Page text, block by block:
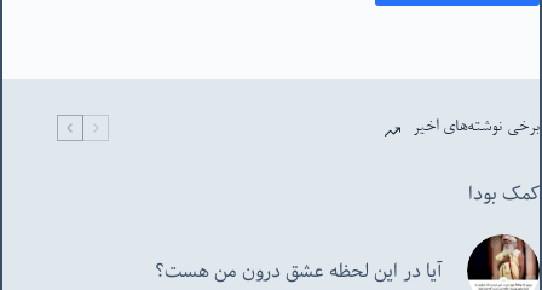
برخی نوشته‌های اخیر
کمک بودا
آیا در این لحظه عشق درون من هست؟